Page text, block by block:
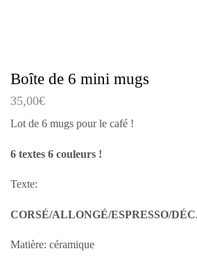
Boîte de 6 mini mugs
35,00€
Lot de 6 mugs pour le café !
6 textes 6 couleurs !
Texte:
CORSÉ/ALLONGÉ/ESPRESSO/
Matière: céramique